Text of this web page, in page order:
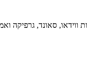
ב-1971, יוצר רב תחומי,